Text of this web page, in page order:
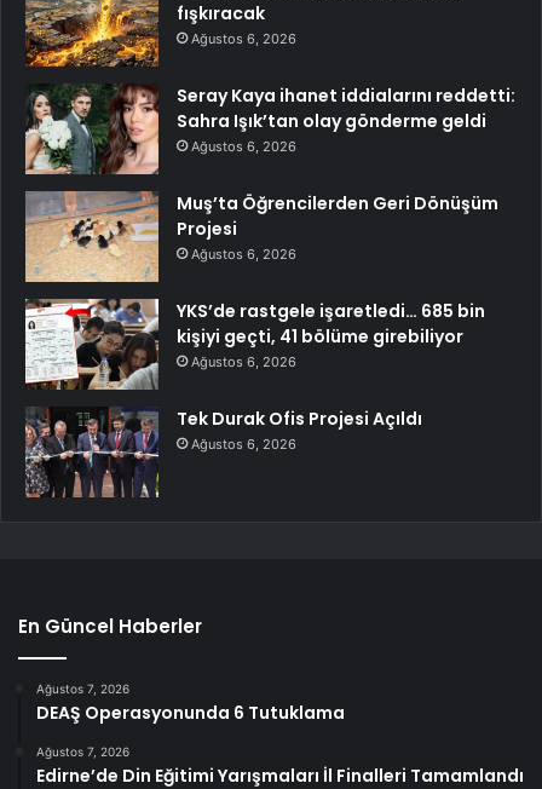
fışkıracak
Ağustos 6, 2026
Seray Kaya ihanet iddialarını reddetti:
Sahra Işık’tan olay gönderme geldi
Ağustos 6, 2026
Muş’ta Öğrencilerden Geri Dönüşüm
Projesi
Ağustos 6, 2026
YKS’de rastgele işaretledi… 685 bin
kişiyi geçti, 41 bölüme girebiliyor
Ağustos 6, 2026
Tek Durak Ofis Projesi Açıldı
Ağustos 6, 2026
En Güncel Haberler
Ağustos 7, 2026
DEAŞ Operasyonunda 6 Tutuklama
Ağustos 7, 2026
Edirne’de Din Eğitimi Yarışmaları İl Finalleri Tamamlandı